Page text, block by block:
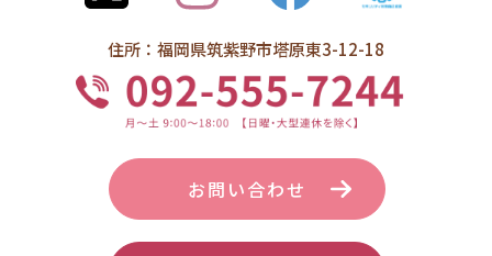
住所：福岡県筑紫野市塔原東3-12-18
お問い合わせ